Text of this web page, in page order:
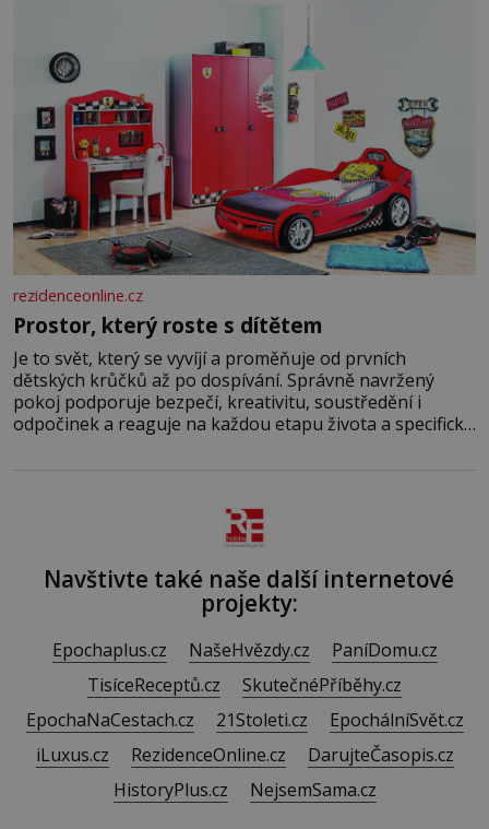
rezidenceonline.cz
Prostor, který roste s dítětem
Je to svět, který se vyvíjí a proměňuje od prvních
dětských krůčků až po dospívání. Správně navržený
pokoj podporuje bezpečí, kreativitu, soustředění i
odpočinek a reaguje na každou etapu života a specifické
Navštivte také naše další internetové
projekty:
Epochaplus.cz NašeHvězdy.cz
PaníDomu.cz
TisíceReceptů.cz
SkutečnéPříběhy.cz
EpochaNaCestach.cz
21Stoleti.cz
EpochálníSvět.cz
iLuxus.cz
RezidenceOnline.cz
DarujteČasopis.cz
HistoryPlus.cz
NejsemSama.cz